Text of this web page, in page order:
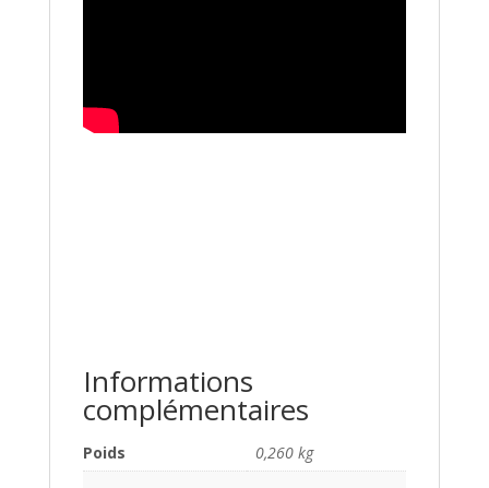
Informations
complémentaires
Poids 0,260 kg